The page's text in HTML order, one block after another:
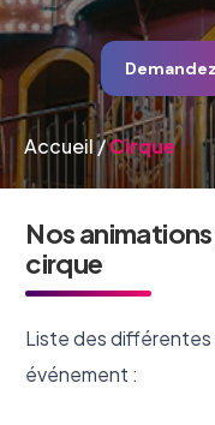
Accueil/Cirque
Nos
cirque
Liste des différentes
événement :